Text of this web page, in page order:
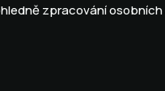
zpracování